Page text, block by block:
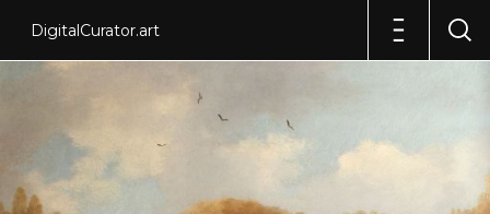
DigitalCurator.art